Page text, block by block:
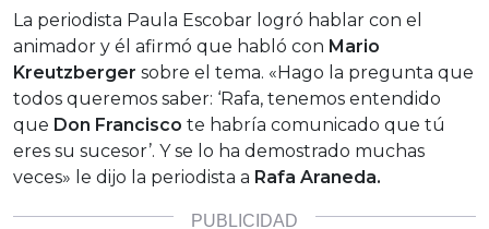
La periodista Paula Escobar logró hablar con el
animador y él afirmó que habló con Mario
Kreutzberger sobre el tema. «Hago la pregunta que
todos queremos saber: ‘Rafa, tenemos entendido
que Don Francisco te habría comunicado que tú
eres su sucesor’. Y se lo ha demostrado muchas
veces» le dijo la periodista a Rafa Araneda.